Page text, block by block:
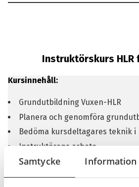
Samtycke Information
Instruktörskurs HLR
Kursinnehåll:
Grundutbildning Vuxen-HLR
Planera och genomföra
Bedöma kursdeltagares teknik i
Instruktörens arbete
Redovisning av träningsuppgifter
Diskussion om pedagogik